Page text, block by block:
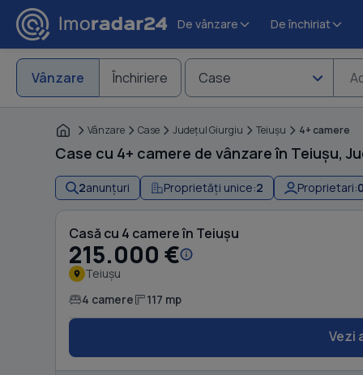
De vânzare De închiriat
Vânzare Închiriere Case
Vânzare Case Judeţul Giurgiu Teiuşu 4+ camere
Case cu 4+ camere de vânzare în Teiușu,
2anunțuri Proprietăți unice:2 Proprietari:0
Casă cu 4 camere în Teiușu
215.000 €
Teiușu
4 camere 117 mp
Vezi